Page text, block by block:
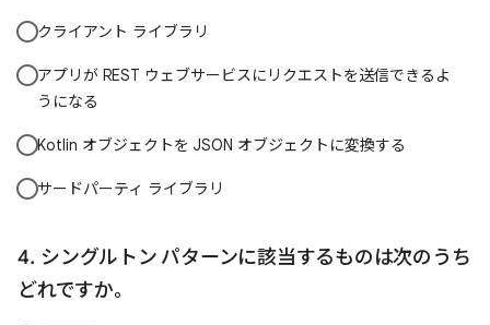
クライアント ライブラリ
アプリが REST ウェブサービスにリクエストを送信できるよ
うになる
Kotlin オブジェクトを JSON オブジェクトに変換する
サードパーティ ライブラリ
シングルトン パターンに該当するものは次のうち
どれですか。